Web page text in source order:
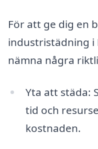
För att ge dig en
industristädning i
nämna några
Yta att städa:
tid och
kostnaden.